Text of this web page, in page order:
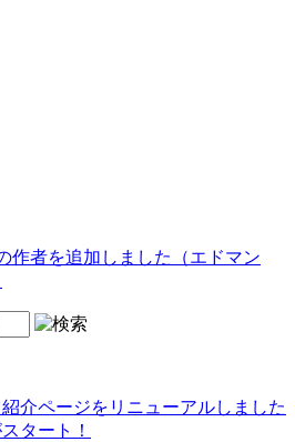
作者を追加しました（エドマン
介ページをリニューアルしました
タート！